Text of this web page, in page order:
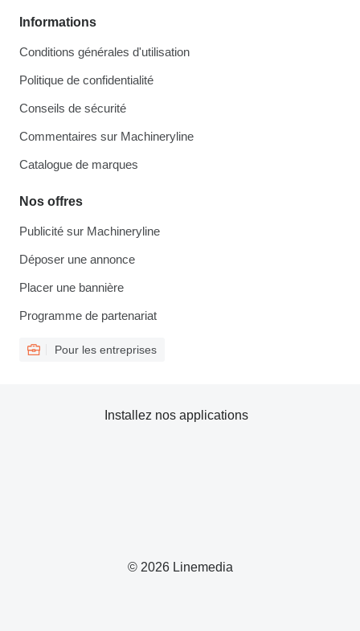
Informations
Conditions générales d'utilisation
Politique de confidentialité
Conseils de sécurité
Commentaires sur Machineryline
Catalogue de marques
Nos offres
Publicité sur Machineryline
Déposer une annonce
Placer une bannière
Programme de partenariat
Pour les entreprises
© 2026 Linemedia
Installez nos applications